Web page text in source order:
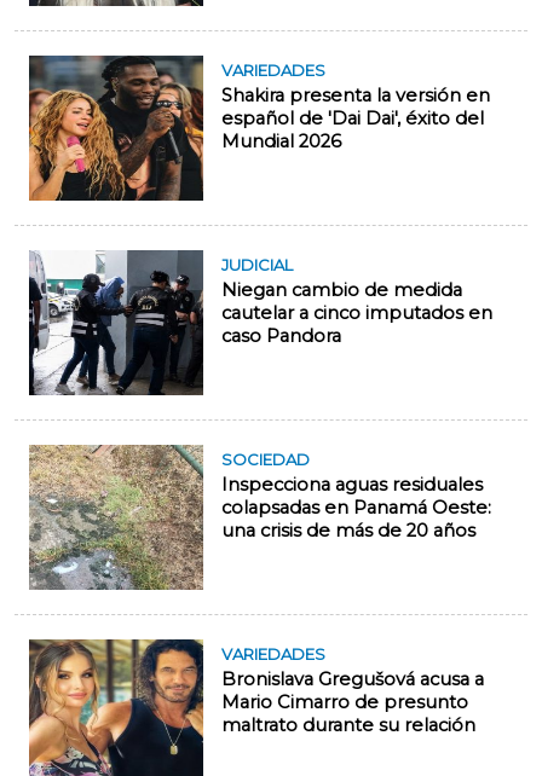
VARIEDADES
Shakira presenta la versión en
español de 'Dai Dai', éxito del
Mundial 2026
JUDICIAL
Niegan cambio de medida
cautelar a cinco imputados en
caso Pandora
SOCIEDAD
Inspecciona aguas residuales
colapsadas en Panamá Oeste:
una crisis de más de 20 años
VARIEDADES
Bronislava Gregušová acusa a
Mario Cimarro de presunto
maltrato durante su relación